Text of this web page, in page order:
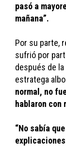
pasó a
mañana”.
Por su parte,
sufrió por
después de
estratega
normal, no
hablaron con
“No sabía